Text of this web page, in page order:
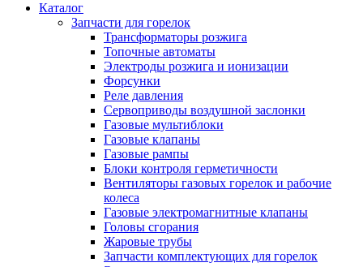
Каталог
Запчасти для горелок
Трансформаторы розжига
Топочные автоматы
Электроды розжига и ионизации
Форсунки
Реле давления
Сервоприводы воздушной заслонки
Газовые мультиблоки
Газовые клапаны
Газовые рампы
Блоки контроля герметичности
Вентиляторы газовых горелок и рабочие
колеса
Газовые электромагнитные клапаны
Головы сгорания
Жаровые трубы
Запчасти комплектующих для горелок